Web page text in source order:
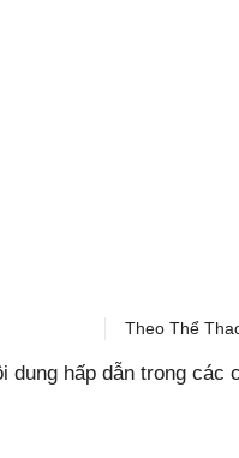
Theo Thể
dung hấp dẫn trong các